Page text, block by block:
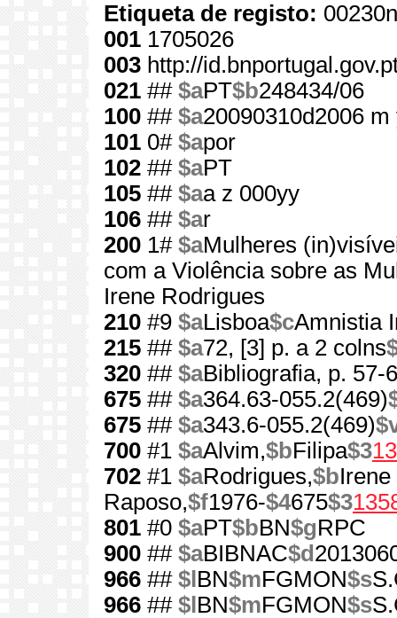
Etiqueta de registo:
001 1705026
003 http://
021 ## $aPT$b248434/06
100 ## $a20090310d2006
101 0# $apor
102 ## $aPT
105 ## $aa z 000yy
106 ## $ar
200 1# $aMulheres
com a Violência sobre as
Irene Rodrigues
210 #9 $aLisboa$cAmnistia
215 ## $a72, [3] p. a 2 colns
320 ## $aBibliografia, p. 57-
675 ## $a364.63-055.2(469)
675 ## $a343.6-055.2(469)
700 #1 $aAlvim,$bFilipa$3
702 #1 $aRodrigues,$b
Raposo,$f1976-$4675$3
801 #0 $aPT$bBN$gRPC
900 ## $aBIBNAC$d
966 ## $l BN$mFGMON$s
966 ## $l BN$mFGMON$s